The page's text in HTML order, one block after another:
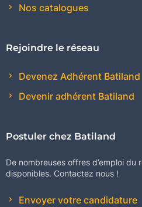
Nos catalogues
Rejoindre le réseau
Devenez Adhérent Batiland
Devenir adhérent Batiland
Postuler chez Batiland
De nombreuses offres d’emploi du
disponibles. Contactez nous !
Envoyer votre candidature